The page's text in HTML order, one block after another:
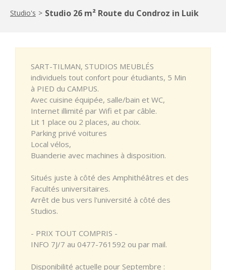
Studio's > Studio 26 m² Route du Condroz in Luik
SART-TILMAN, STUDIOS MEUBLÉS
individuels tout confort pour étudiants, 5 Min
à PIED du CAMPUS.
Avec cuisine équipée, salle/bain et WC,
Internet illimité par Wifi et par câble.
Lit 1 place ou 2 places, au choix.
Parking privé voitures
Local vélos,
Buanderie avec machines à disposition.
Situés juste à côté des Amphithéâtres et des
Facultés universitaires.
Arrêt de bus vers l'université à côté des
Studios.
- PRIX TOUT COMPRIS -
INFO 7J/7 au 0477-761592 ou par mail.
Disponibilité actuelle pour Septembre :